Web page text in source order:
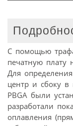
С помощью
печатную плату
Для
центр и сбоку в
PBGA были
разработали
оплавления